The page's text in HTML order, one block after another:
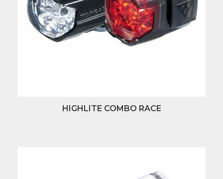
HIGHLITE COMBO RACE